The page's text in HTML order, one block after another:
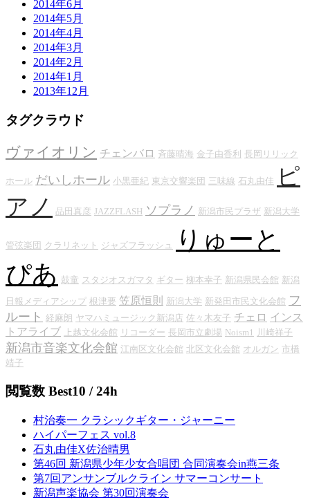
2014年6月
2014年5月
2014年4月
2014年3月
2014年2月
2014年1月
2013年12月
タグクラウド
ヴァイオリン チェンバロ 斉藤晴海 金子由香利 長岡リリック
ホール だいしホール 小黒亜紀 東京交響楽団 三味線 石丸由佳
ピ
アノ
品田真彦 JAZZFLASH ソプラノ 新潟市民プラザ 新潟大学
管弦楽団 クラリネット ジャズフラッシュ
りゅーと
ぴあ 鼓童 スタジオスガマタ ギター 柳本幸子 新潟県民会館 新潟
日報メディアシップ 根津要 笠原恒則 新潟大学 新発田市民文化会館 フ
ルート 経麻朗 ヤマハミュージック新潟店 佐々木友子 チェロ インス
トアライブ
上越文化会館 リコーダー 長岡市立劇場 Noism1 川崎祥子
新潟市音楽文化会館 江南区文化会館 北区文化会館 オルガン 市橋
靖子
閲覧数 Best10 / 24h
村治奏一 クラシックギター・ジャーニー
ハイパーフェス vol.8
石丸由佳X佐治晴男
第46回 新潟県少年少女合唱団 合同演奏会in燕三条
第7回アンサンブルクライン サマーコンサート
新潟声楽協会 第30回演奏会